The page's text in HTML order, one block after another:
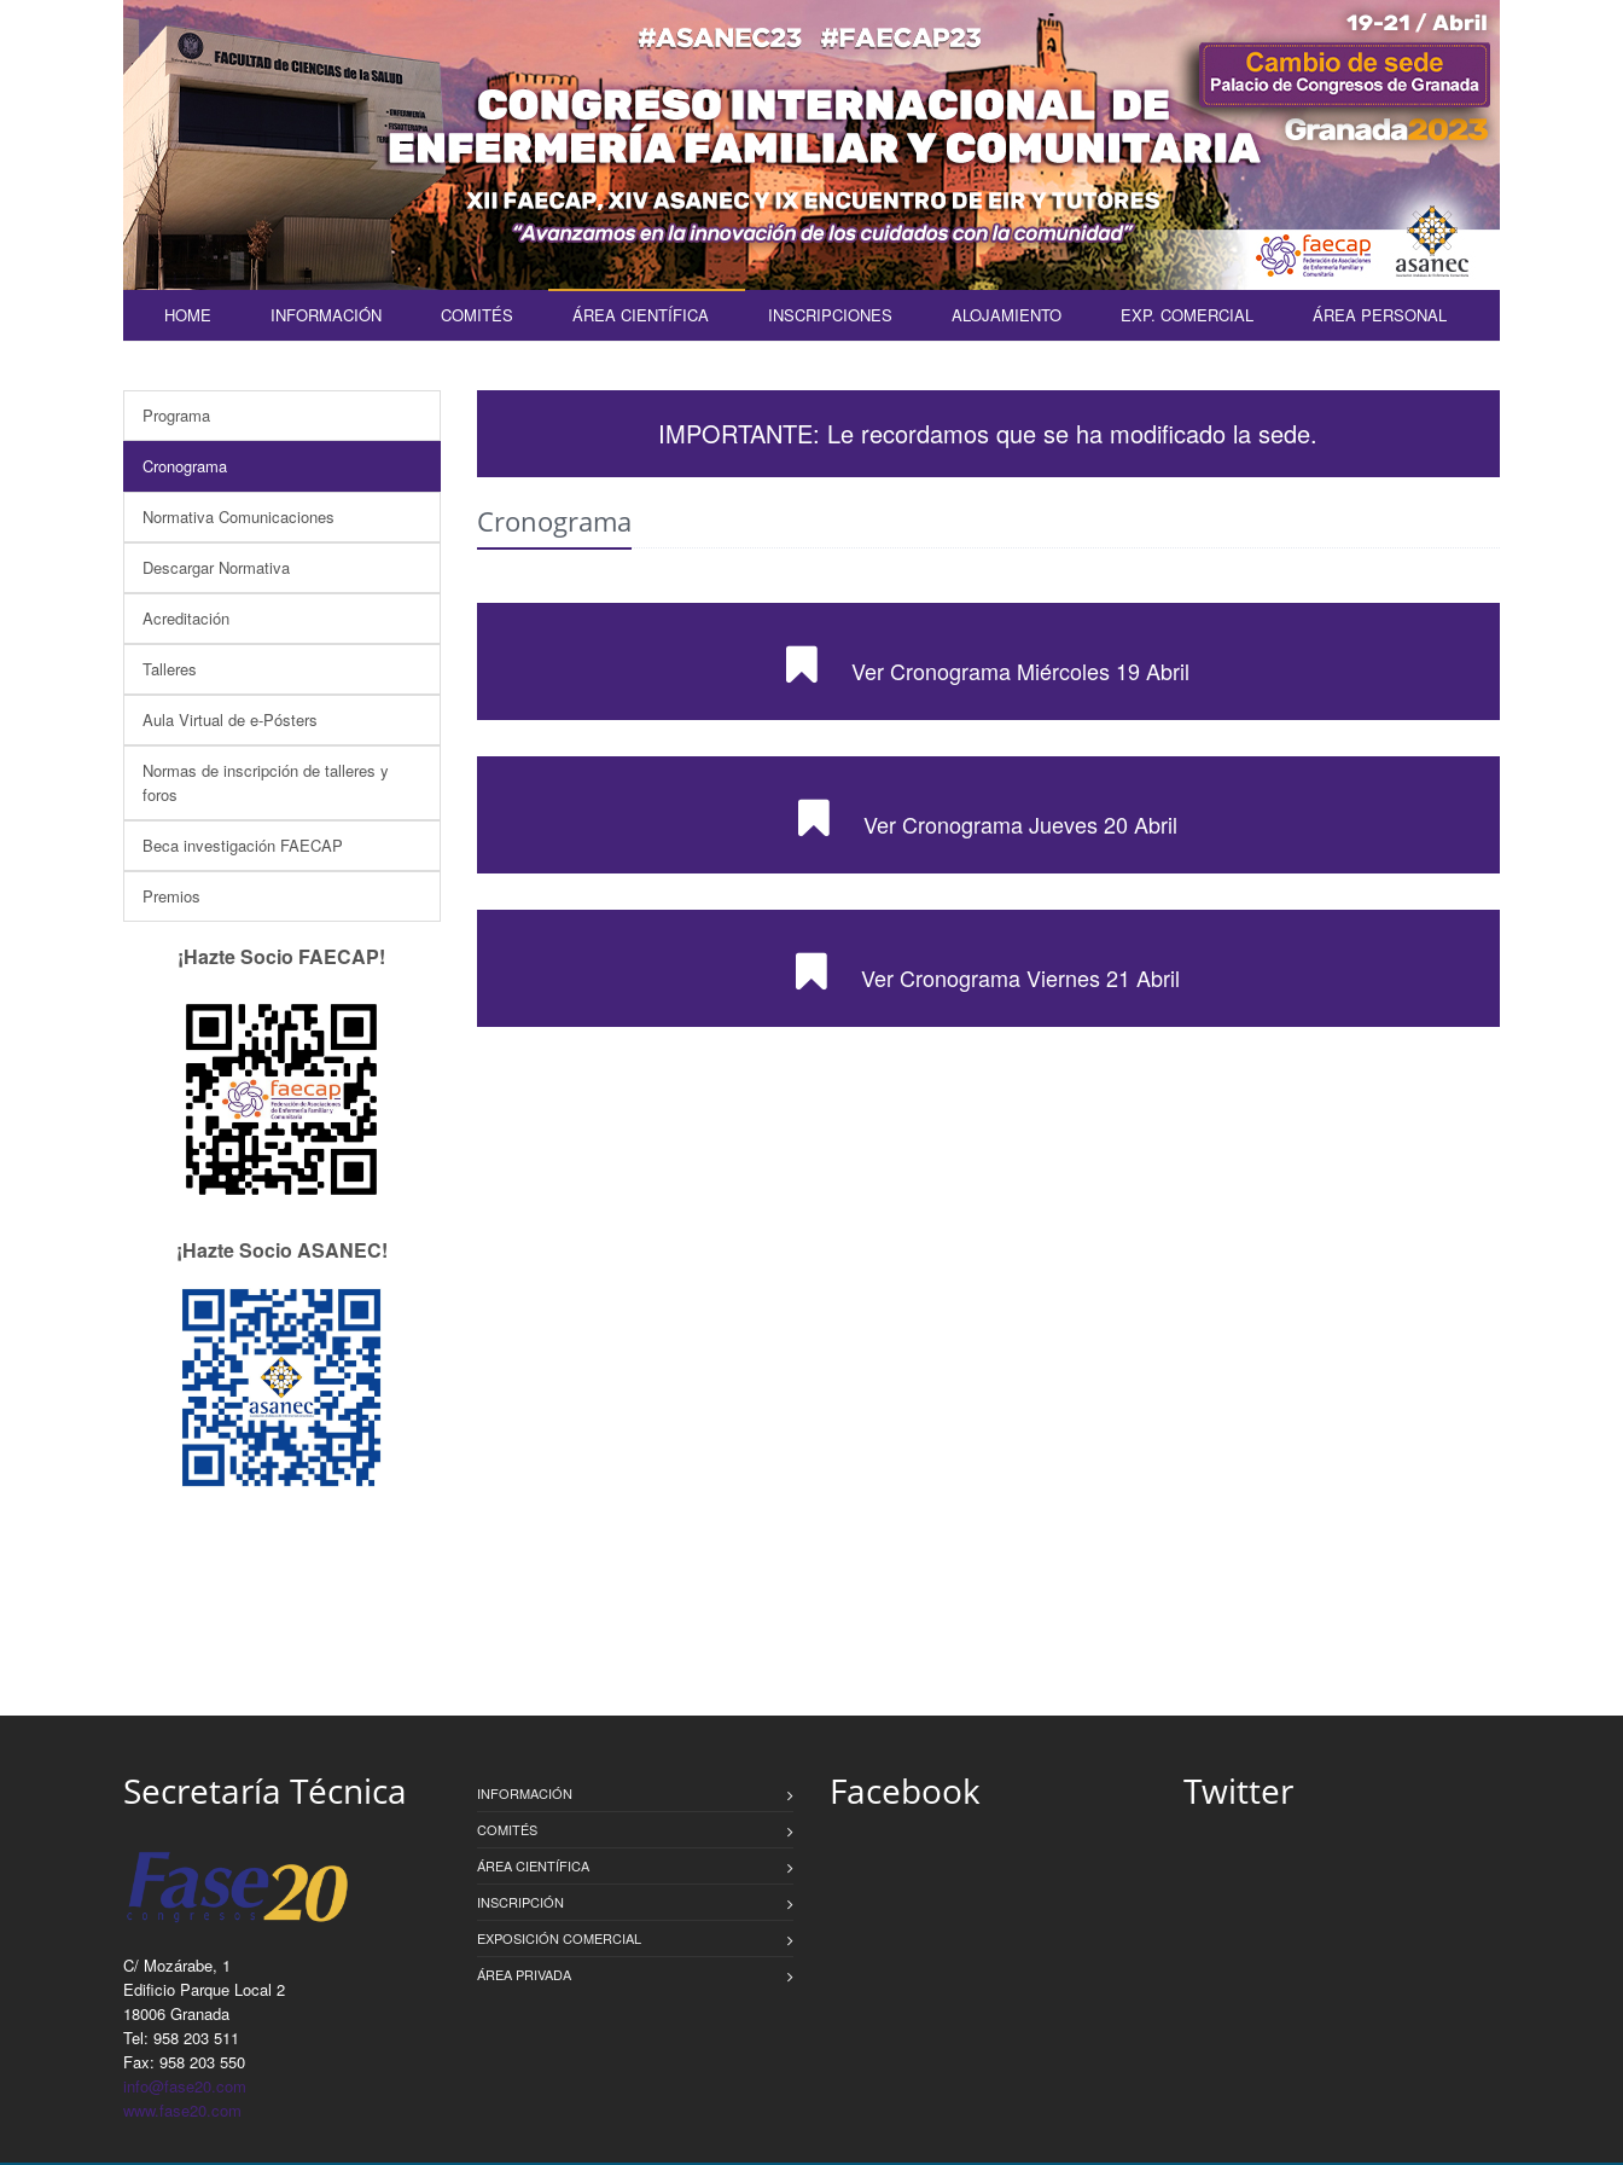
HOME INFORMACIÓN COMITÉS ÁREA CIENTÍFICA INSCRIPCIONES ALOJAMIENTO EXP. COMERCIAL ÁREA PERSONAL
Programa
Cronograma
Normativa Comunicaciones
Descargar Normativa
Acreditación
Talleres
Aula Virtual de e-Pósters
Normas de inscripción de talleres y
foros
Beca investigación FAECAP
Premios
¡Hazte Socio FAECAP!
¡Hazte Socio ASANEC!
IMPORTANTE: Le recordamos que se ha modificado la sede.
Cronograma
Ver Cronograma Miércoles 19 Abril
Ver Cronograma Jueves 20 Abril
Ver Cronograma Viernes 21 Abril
Secretaría Técnica
C/ Mozárabe, 1
Edificio Parque Local 2
18006 Granada
Tel: 958 203 511
Fax: 958 203 550
info@fase20.com
www.fase20.com
INFORMACIÓN
COMITÉS
ÁREA CIENTÍFICA
INSCRIPCIÓN
EXPOSICIÓN COMERCIAL
ÁREA PRIVADA
Facebook Twitter